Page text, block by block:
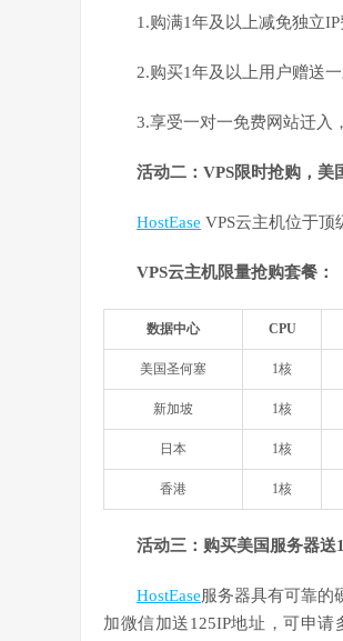
1.购满1年及以上减免独立
2.购买1年及以上用户赠送
3.享受一对一免费网站迁入
活动二：VPS限时抢购，美
HostEase VPS云主机位于顶
VPS云主机限量抢购套餐：
数据中心 CPU
美国圣何塞 1核
新加坡 1核
日本 1核
香港 1核
活动三：购买美国服务器送
HostEase 服务器具有可靠的
加微信加送125IP地址，可申